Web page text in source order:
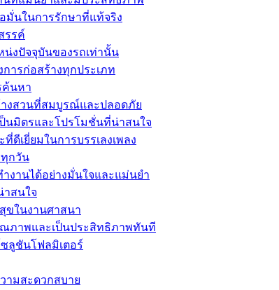
มั่นในการรักษาที่แท้จริง
รรค์
น่งปัจจุบันของรถเท่านั้น
ารก่อสร้างทุกประเภท
ค้นหา
งสวนที่สมบูรณ์และปลอดภัย
ป็นมิตรและโปรโมชั่นที่น่าสนใจ
ดีเยี่ยมในการบรรเลงเพลง
ทุกวัน
งานได้อย่างมั่นใจและแม่นยำ
าสนใจ
ขในงานศาสนา
ภาพและเป็นประสิทธิภาพทันที
ลูชันโฟลมิเตอร์
ามสะดวกสบาย